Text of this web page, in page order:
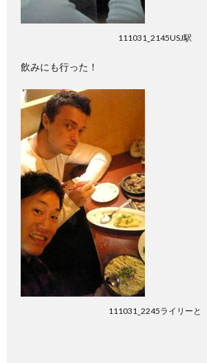
111031_2145USJ駅
飲みにも行った！
111031_2245ライリーと